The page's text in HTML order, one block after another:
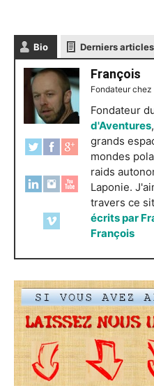
Bio Derniers articles
François
Fondateurchez
Fondateur
d'Aventures
grands
mondes
raids
Laponie.
travers ce
écrits par
François